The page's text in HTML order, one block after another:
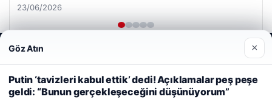
23/06/2026
Web sitemizi nasıl kullandığınızı daha iyi anlayabilmek,
deneyiminizi kişiselleştirmek ve geliştirmek amacıyla çerezler
kullanıyoruz.Çerez Politikamız
Reddet Kabul Et
Göz Atın ×
Putin ‘tavizleri kabul ettik’ dedi! Açıklamalar peş peşe
geldi: “Bunun gerçekleşeceğini düşünüyorum”